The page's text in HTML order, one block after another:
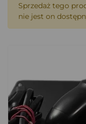
Sprzedaż tego
nie jest on